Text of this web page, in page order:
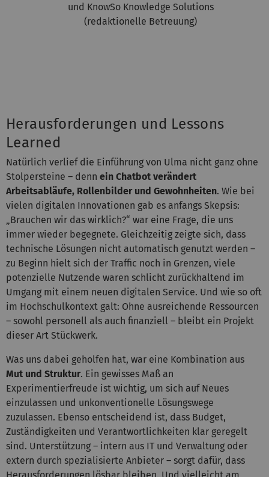
und KnowSo Knowledge Solutions
(redaktionelle Betreuung)
Herausforderungen und Lessons
Learned
Natürlich verlief die Einführung von Ulma nicht ganz ohne
Stolpersteine – denn ein Chatbot verändert
Arbeitsabläufe, Rollenbilder und Gewohnheiten. Wie bei
vielen digitalen Innovationen gab es anfangs Skepsis:
„Brauchen wir das wirklich?“ war eine Frage, die uns
immer wieder begegnete. Gleichzeitig zeigte sich, dass
technische Lösungen nicht automatisch genutzt werden –
zu Beginn hielt sich der Traffic noch in Grenzen, viele
potenzielle Nutzende waren schlicht zurückhaltend im
Umgang mit einem neuen digitalen Service. Und wie so oft
im Hochschulkontext galt: Ohne ausreichende Ressourcen
– sowohl personell als auch finanziell – bleibt ein Projekt
dieser Art Stückwerk.
Was uns dabei geholfen hat, war eine Kombination aus
Mut und Struktur. Ein gewisses Maß an
Experimentierfreude ist wichtig, um sich auf Neues
einzulassen und unkonventionelle Lösungswege
zuzulassen. Ebenso entscheidend ist, dass Budget,
Zuständigkeiten und Verantwortlichkeiten klar geregelt
sind. Unterstützung – intern aus IT und Verwaltung oder
extern durch spezialisierte Anbieter – sorgt dafür, dass
Herausforderungen lösbar bleiben. Und vielleicht am